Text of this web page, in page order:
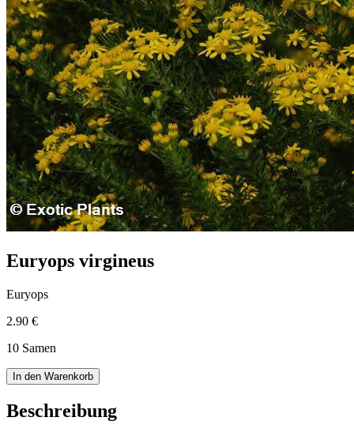
Euryops virgineus
Euryops
2.90 €
10 Samen
In den Warenkorb
Beschreibung